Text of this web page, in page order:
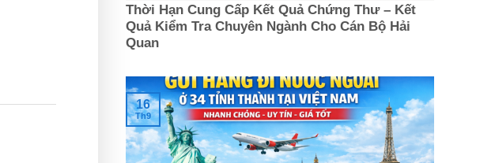
Thời Hạn Cung Cấp Kết Quả Chứng Thư – Kết
Quả Kiểm Tra Chuyên Ngành Cho Cán Bộ Hải
Quan
16
Th9